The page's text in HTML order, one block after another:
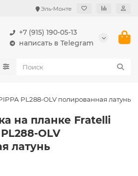
Эль-Монте
+7 (915) 190-05-13
написать в Telegram
PL288-OLV полированная латунь
на планке Fratelli
OLV
латунь